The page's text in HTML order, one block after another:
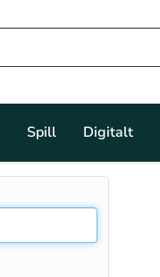
Spill Digitalt